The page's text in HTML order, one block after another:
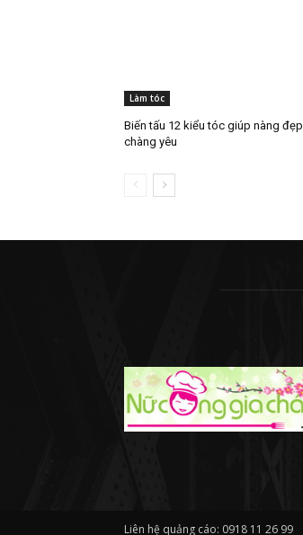
Làm tóc
Biến tấu 12 kiểu tóc giúp nàng đẹp
chàng yêu
Liên hệ quảng cáo: 0918 11 26 99